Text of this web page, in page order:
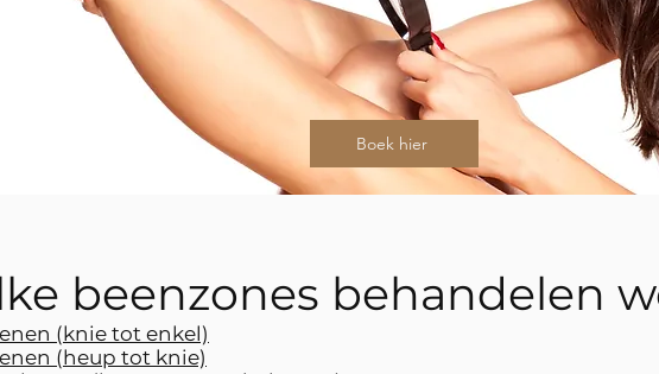
Boek hier
beenzones behandelen
(knie tot enkel)
(heup tot knie)